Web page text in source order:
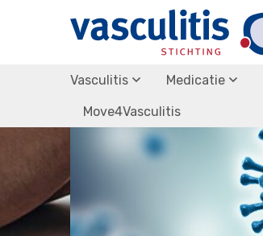
Vasculitis Medicatie
Move4Vasculitis
Terug naar nieuws overzicht